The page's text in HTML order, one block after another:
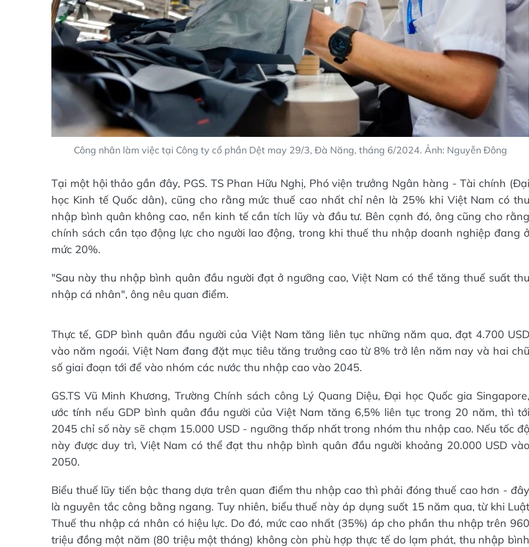
Công nhân làm việc tại Công ty cổ phần Dệt may 29/3, Đà Năng, tháng 6/2024. Ảnh: Nguyễn Đông
Tại một hội thảo gần đây, PGS. TS Phan Hữu Nghị, Phó viện trưởng Ngân hàng - Tài chính (Đại
học Kinh tế Quốc dân), cũng cho rằng mức thuế cao nhất chỉ nên là 25% khi Việt Nam có thu
nhập bình quân không cao, nền kinh tế cần tích lũy và đầu tư. Bên cạnh đó, ông cũng cho rằng
chính sách cần tạo động lực cho người lao động, trong khi thuế thu nhập doanh nghiệp đang ở
mức 20%.
"Sau này thu nhập bình quân đầu người đạt ở ngưỡng cao, Việt Nam có thể tăng thuế suất thu
nhập cá nhân", ông nêu quan điểm.
Thực tế, GDP bình quân đầu người của Việt Nam tăng liên tục những năm qua, đạt 4.700 USD
vào năm ngoái. Việt Nam đang đặt mục tiêu tăng trưởng cao từ 8% trở lên năm nay và hai chữ
số giai đoạn tới để vào nhóm các nước thu nhập cao vào 2045.
GS.TS Vũ Minh Khương, Trường Chính sách công Lý Quang Diệu, Đại học Quốc gia Singapore,
ước tính nếu GDP bình quân đầu người của Việt Nam tăng 6,5% liên tục trong 20 năm, thì tới
2045 chỉ số này sẽ chạm 15.000 USD - ngưỡng thấp nhất trong nhóm thu nhập cao. Nếu tốc độ
này được duy trì, Việt Nam có thể đạt thu nhập bình quân đầu người khoảng 20.000 USD vào
2050.
Biểu thuế lũy tiến bậc thang dựa trên quan điểm thu nhập cao thì phải đóng thuế cao hơn - đây
là nguyên tắc công bằng ngang. Tuy nhiên, biểu thuế này áp dụng suốt 15 năm qua, từ khi Luật
Thuế thu nhập cá nhân có hiệu lực. Do đó, mức cao nhất (35%) áp cho phần thu nhập trên 960
triệu đồng một năm (80 triệu một tháng) không còn phù hợp thực tế do lạm phát, thu nhập bình